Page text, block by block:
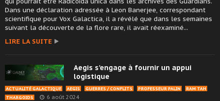
Dans une déclaration adressée à Leon Banerjee, correspondant
scientifique pour Vox Galactica, il a révélé que dans les semaines
suivant la découverte de la flore rare, il avait réexaminé...
LIRE LA SUITE
Aegis s’engage à fournir un appui
logistique
ACTUALITÉ GALACTIQUE AEGIS GUERRES / CONFLITS PROFESSEUR PALIN
RAM TAH
THARGOIDS
6 août 2024